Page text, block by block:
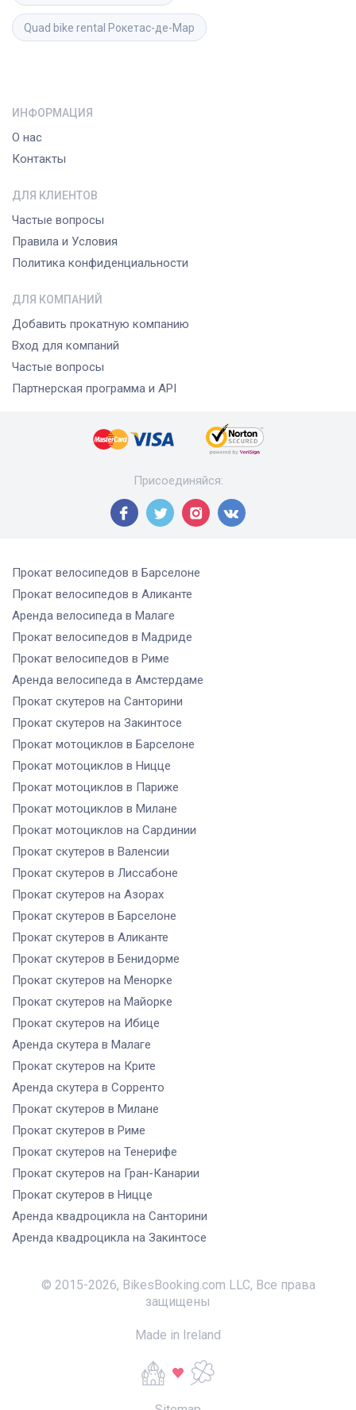
Quad bike rental Рокетас-де-Мар
ИНФОРМАЦИЯ
О нас
Контакты
ДЛЯ КЛИЕНТОВ
Частые вопросы
Правила и Условия
Политика конфиденциальности
ДЛЯ КОМПАНИЙ
Добавить прокатную компанию
Вход для компаний
Частые вопросы
Партнерская программа и API
Присоединяйся:
Прокат велосипедов в Барселоне
Прокат велосипедов в Аликанте
Аренда велосипеда в Малаге
Прокат велосипедов в Мадриде
Прокат велосипедов в Риме
Аренда велосипеда в Амстердаме
Прокат скутеров на Санторини
Прокат скутеров на Закинтосе
Прокат мотоциклов в Барселоне
Прокат мотоциклов в Ницце
Прокат мотоциклов в Париже
Прокат мотоциклов в Милане
Прокат мотоциклов на Сардинии
Прокат скутеров в Валенсии
Прокат скутеров в Лиссабоне
Прокат скутеров на Азорах
Прокат скутеров в Барселоне
Прокат скутеров в Аликанте
Прокат скутеров в Бенидорме
Прокат скутеров на Менорке
Прокат скутеров на Майорке
Прокат скутеров на Ибице
Аренда скутера в Малаге
Прокат скутеров на Крите
Аренда скутера в Сорренто
Прокат скутеров в Милане
Прокат скутеров в Риме
Прокат скутеров на Тенерифе
Прокат скутеров на Гран-Канарии
Прокат скутеров в Ницце
Аренда квадроцикла на Санторини
Аренда квадроцикла на Закинтосе
© 2015-2026, BikesBooking.com LLC, Все права
защищены
Made in Ireland